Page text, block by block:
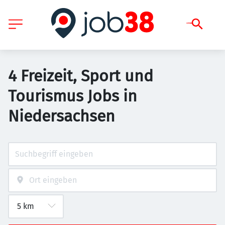
4 Freizeit, Sport und
Tourismus Jobs in
Niedersachsen